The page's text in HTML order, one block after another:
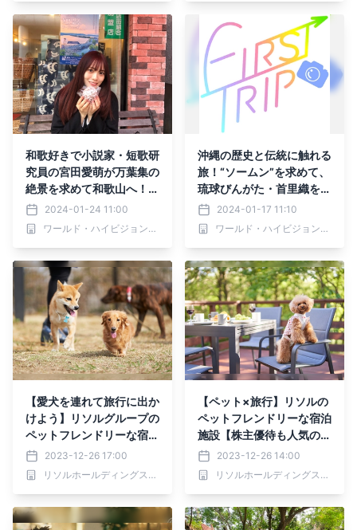
和歌好きで小説家・短歌研
究員の宮田愛萌が万葉集の
絶景を求めて和歌山へ！
「NEXT TRIP ～和歌山 万
葉集の舞台となった絶景旅
～」1月25日(木)夕方6時3
2024-01-24 11:00
ワールド・ハイビジョン・チャンネル株式会社
沖縄の歴史と伝統に触れる
旅！“ソームン”を求めて、
琉球びんがた・首里織を体
験「FIRST TRIP～沖縄・
ソームンの旅～」1月21日
(日)夕方5時00分からBS1
2024-01-17 11:10
ワールド・ハイビジョン・チャンネル株式会社
【愛犬を連れて旅行に出か
けよう】リソルグループの
ペットフレンドリーな宿泊
施設2023-12-26 17:00
リソルホールディングス株式会社_ニュース配信
【ペット×旅行】リソルの
ペットフレンドリーな宿泊
施設【株主優待も人気のリ
ソルグループ】
2023-12-26 14:00
リソルホールディングス株式会社_ニュース配信